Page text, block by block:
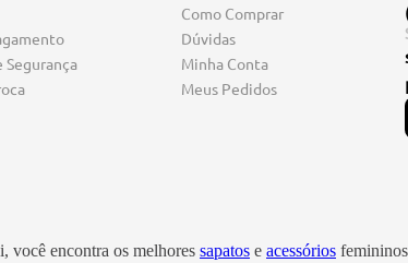
Segurança
Como Comprar
Dúvidas
Minha Conta
Meus Pedidos
você encontra os melhores sapatos e acessórios